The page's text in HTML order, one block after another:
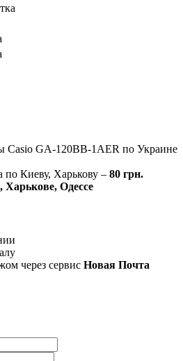
Casio GA-120BB-1AER по Украине
по Киеву, Харькову – 80 грн.
Харькове, Одессе
через сервис Новая Почта